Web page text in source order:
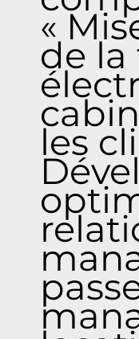
«
de la
les